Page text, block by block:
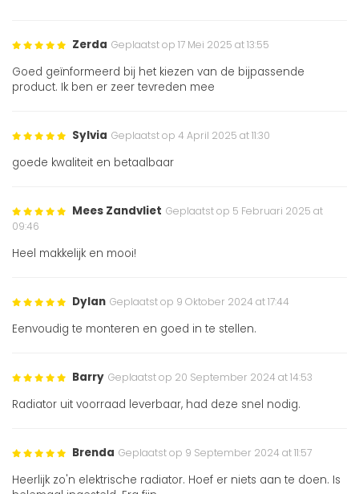
Zerda Geplaatst op 17 Mei 2025 at 13:55
Goed geïnformeerd bij het kiezen van de bijpassende
product. Ik ben er zeer tevreden mee
Sylvia Geplaatst op 4 April 2025 at 11:30
goede kwaliteit en betaalbaar
Mees Zandvliet Geplaatst op 5 Februari 2025 at
09:46
Heel makkelijk en mooi!
Dylan Geplaatst op 9 Oktober 2024 at 17:44
Eenvoudig te monteren en goed in te stellen.
Barry Geplaatst op 20 September 2024 at 14:53
Radiator uit voorraad leverbaar, had deze snel nodig.
Brenda Geplaatst op 9 September 2024 at 11:57
Heerlijk zo'n elektrische radiator. Hoef er niets aan te doen. Is